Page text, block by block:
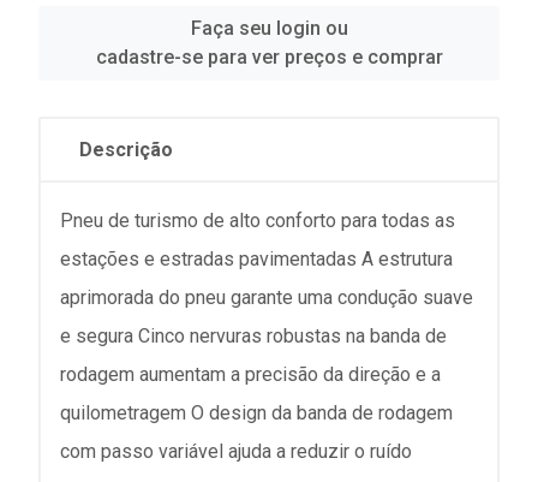
Faça seu login ou
cadastre-se para ver preços e comprar
Descrição
Pneu de turismo de alto conforto para todas as
estações e estradas pavimentadas A estrutura
aprimorada do pneu garante uma condução suave
e segura Cinco nervuras robustas na banda de
rodagem aumentam a precisão da direção e a
quilometragem O design da banda de rodagem
com passo variável ajuda a reduzir o ruído